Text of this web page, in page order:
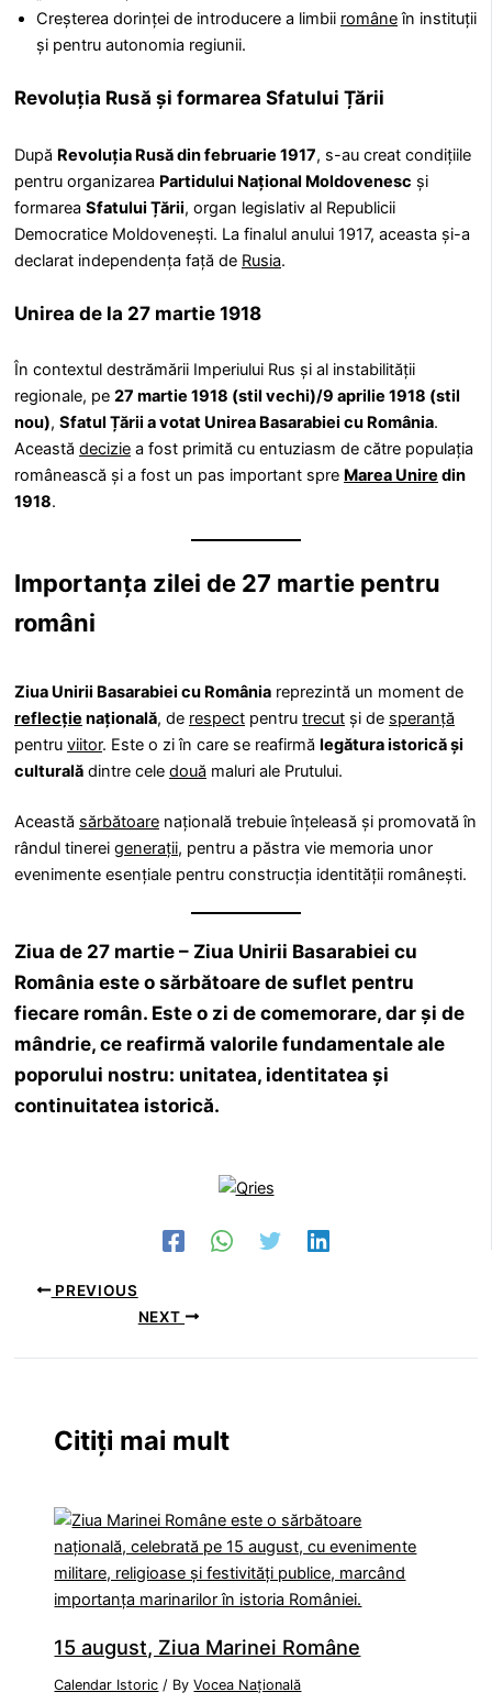
Creșterea dorinței de introducere a limbii româneîn instituții
și pentru autonomia regiunii.
Revoluția Rusă și formarea Sfatului Țării
După Revoluția Rusă din februarie 1917, s-au creat condițiile
pentru organizarea Partidului Național Moldovenesc și
formarea Sfatului Țării, organ legislativ al Republicii
Democratice Moldovenești. La finalul anului 1917, aceasta și-a
declarat independența față de Rusia.
Unirea de la 27 martie 1918
În contextul destrămării Imperiului Rus și al instabilității
regionale, pe 27 martie 1918 (stil vechi)/9 aprilie 1918 (stil
nou), Sfatul Țării a votat Unirea Basarabiei cu România.
Această decizie a fost primită cu entuziasm de către populația
românească și a fost un pas important spre Marea Unire din
1918.
Importanța zilei de 27 martie pentru
români
Ziua Unirii Basarabiei cu România reprezintă un moment de
reflecție națională, de respect pentru trecut și de speranță
pentru viitor. Este o zi în care se reafirmă legătura istorică și
culturală dintre cele două maluri ale Prutului.
Această sărbătoare națională trebuie înțeleasă și promovată în
rândul tinerei generații, pentru a păstra vie memoria unor
evenimente esențiale pentru construcția identității românești.
Ziua de 27 martie – Ziua Unirii Basarabiei cu
România este o sărbătoare de suflet pentru
fiecare român. Este o zi de comemorare, dar și de
mândrie, ce reafirmă valorile fundamentale ale
poporului nostru: unitatea, identitatea și
continuitatea istorică.
PREVIOUS
NEXT
Citiți mai mult
15 august, Ziua Marinei Române
Calendar Istoric / ByVocea Națională